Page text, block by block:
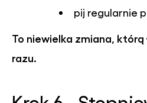
pij regularnie
To niewielka zmiana, którą
razu.